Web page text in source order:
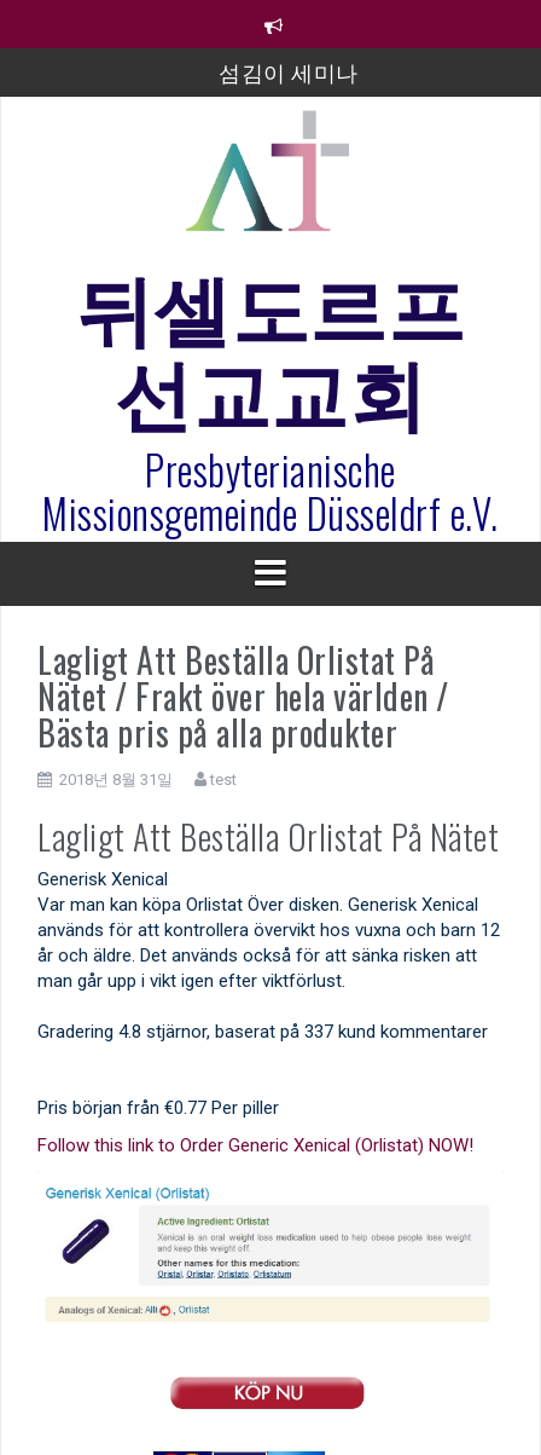
섬김이 세미나
김태희 자매 졸업연주
2023년 어린이 주일 유초등부 발표
라합3 나라 봉헌송
은퇴사-우선화 권사
20260322 주안에 가만히 머물기(요한복음 15:1-17) 손
훈목사
뒤셀도르프
선교교회
Presbyterianische
Missionsgemeinde Düsseldrf e.V.
Lagligt Att Beställa Orlistat På
Nätet / Frakt över hela världen /
Bästa pris på alla produkter
2018년 8월 31일 test
Lagligt Att Beställa Orlistat På Nätet
Generisk Xenical
Var man kan köpa Orlistat Över disken. Generisk Xenical
används för att kontrollera övervikt hos vuxna och barn 12
år och äldre. Det används också för att sänka risken att
man går upp i vikt igen efter viktförlust.
Gradering 4.8 stjärnor, baserat på 337 kund kommentarer
Pris början från €0.77 Per piller
Follow this link to Order Generic Xenical (Orlistat) NOW!